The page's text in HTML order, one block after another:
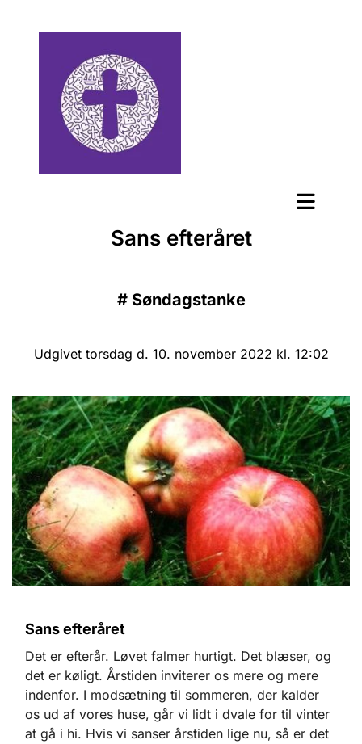
Sans efteråret
# Søndagstanke
Udgivet torsdag d. 10. november 2022 kl. 12:02
Sans efteråret
Det er efterår. Løvet falmer hurtigt. Det blæser, og
det er køligt. Årstiden inviterer os mere og mere
indenfor. I modsætning til sommeren, der kalder
os ud af vores huse, går vi lidt i dvale for til vinter
at gå i hi. Hvis vi sanser årstiden lige nu, så er det